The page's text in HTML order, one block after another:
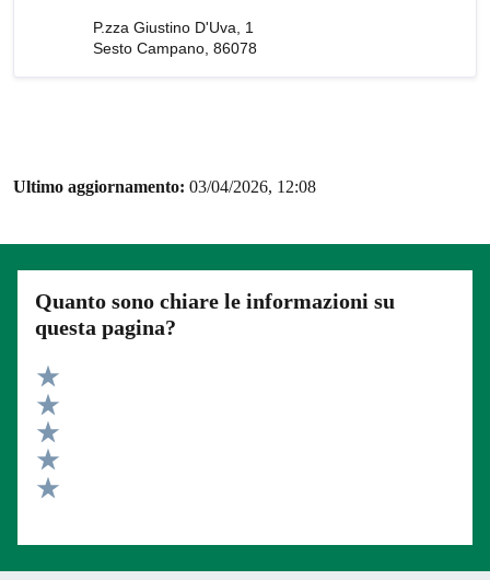
P.zza Giustino D'Uva, 1
Sesto Campano, 86078
Ultimo aggiornamento: 03/04/2026, 12:08
Quanto sono chiare le informazioni su
questa pagina?
Valuta 5 stelle su 5
Valuta 4 stelle su 5
Valuta 3 stelle su 5
Valuta 2 stelle su 5